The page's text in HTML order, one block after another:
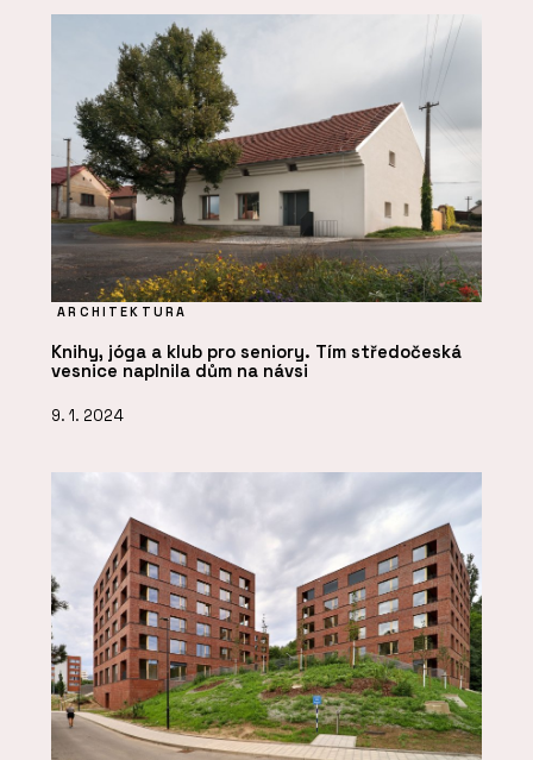
ARCHITEKTURA
Knihy, jóga a klub pro seniory. Tím středočeská
vesnice naplnila dům na návsi
9. 1. 2024